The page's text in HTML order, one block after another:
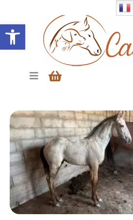
Ouvrir la barre d’outils